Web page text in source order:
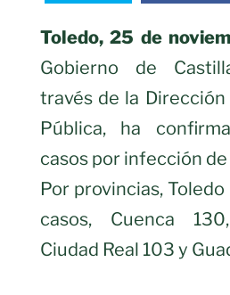
Toledo, 25 de
Gobierno de
través de la
Pública, ha
casos por infección
Por provincias,
casos, Cuenca
Ciudad Real 103 y